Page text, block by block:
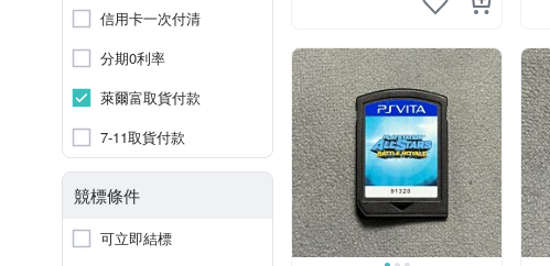
信用卡一次付清
分期0利率
萊爾富取貨付款
7-11取貨付款
競標條件
可立即結標